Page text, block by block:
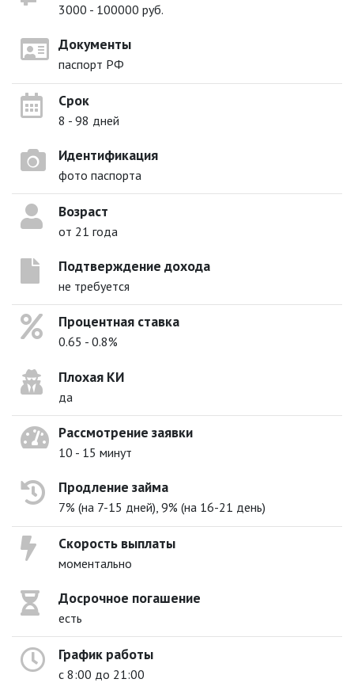
3000 - 100000 руб.
Документы
паспорт РФ
Срок
8 - 98 дней
Идентификация
фото паспорта
Возраст
от 21 года
Подтверждение дохода
не требуется
Процентная ставка
0.65 - 0.8%
Плохая КИ
да
Рассмотрение заявки
10 - 15 минут
Продление займа
7% (на 7-15 дней), 9% (на 16-21 день)
Скорость выплаты
моментально
Досрочное погашение
есть
График работы
с 8:00 до 21:00